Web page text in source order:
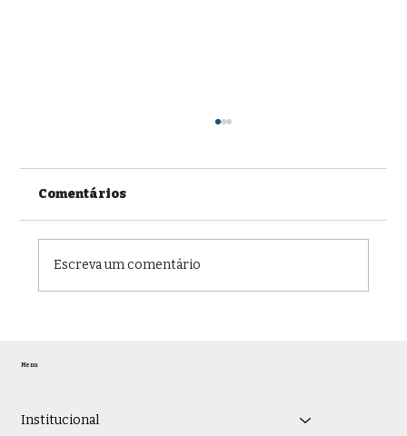
jurídica e novas parcerias
Comentários
Escreva um comentário
Menu
Institucional